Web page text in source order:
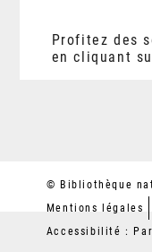
Profitez des
en cliquant
© Bibliothèque
Mentions légales
Accessibilité :